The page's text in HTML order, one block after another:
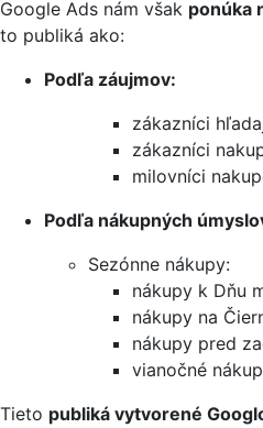
Google Ads nám však ponúka
to publiká ako:
Podľa záujmov:
zákazníci
zákazníci
milovníci
Podľa nákupných
Sezónne nákupy:
nákupy k Dňu
nákupy na
nákupy pred
vianočné
Tieto publiká vytvorené